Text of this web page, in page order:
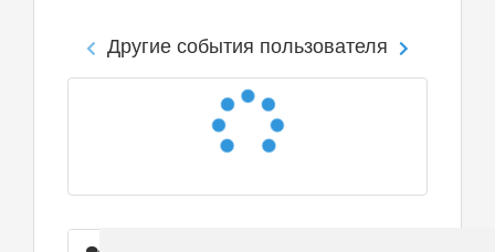
Другие события пользователя